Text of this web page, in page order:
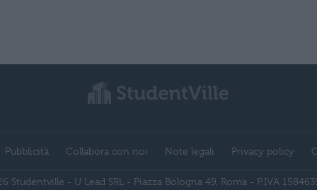
Pubblicità Collabora con noi Note legali Privacy policy
Studentville - U Lead SRL - Piazza Bologna 49, Roma - P.IVA